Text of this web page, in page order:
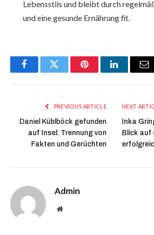
Lebensstils und bleibt durch
und eine gesunde Ernährung fit.
FacebookTwitter PinterestLinkedIn
PREVIOUS ARTICLE
Daniel Küblböck gefunden
auf Insel: Trennung von
Fakten und Gerüchten
NEXT
Inka
Blick auf
Admin
Website